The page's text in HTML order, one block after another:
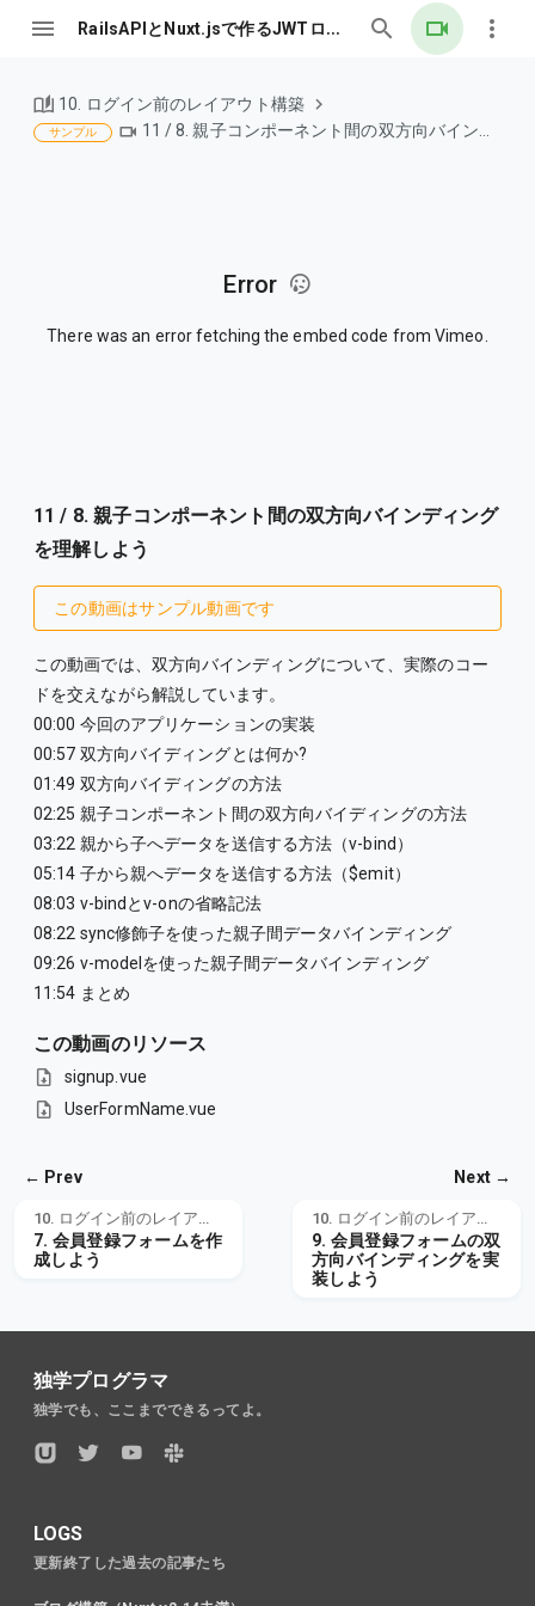
RailsAPIとNuxt.jsで作るJWTログイン認証
10. ログイン前のレイアウト構築
サンプル 11 / 8. 親子コンポーネント間の双方向バインディングを理解しよう
Error
There was an error fetching the embed code from Vimeo.
11 / 8. 親子コンポーネント間の双方向バインディング
を理解しよう
この動画はサンプル動画です
この動画では、双方向バインディングについて、実際のコー
ドを交えながら解説しています。
00:00 今回のアプリケーションの実装
00:57 双方向バイディングとは何か?
01:49 双方向バイディングの方法
02:25 親子コンポーネント間の双方向バイディングの方法
03:22 親から子へデータを送信する方法（v-bind）
05:14 子から親へデータを送信する方法（$emit）
08:03 v-bindとv-onの省略記法
08:22 sync修飾子を使った親子間データバインディング
09:26 v-modelを使った親子間データバインディング
11:54 まとめ
この動画のリソース
signup.vue
UserFormName.vue
← Prev Next →
7. 会員登録フォームを作
成しよう
9. 会員登録フォームの双
方向バインディングを実
装しよう
独学プログラマ
独学でも、ここまでできるってよ。
LOGS
更新終了した過去の記事たち